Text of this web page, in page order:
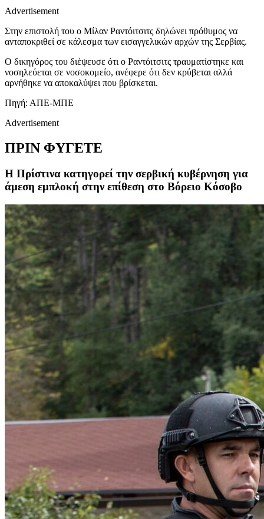
Advertisement
Στην επιστολή του ο Μίλαν Ραντόιτσιτς δηλώνει πρόθυμος να
ανταποκριθεί σε κάλεσμα των εισαγγελικών αρχών της Σερβίας.
Ο δικηγόρος του διέψευσε ότι ο Ραντόιτσιτς τραυματίστηκε και
νοσηλεύεται σε νοσοκομείο, ανέφερε ότι δεν κρύβεται αλλά
αρνήθηκε να αποκαλύψει που βρίσκεται.
Πηγή: ΑΠΕ-ΜΠΕ
Advertisement
ΠΡΙΝ ΦΥΓΕΤΕ
Η Πρίστινα κατηγορεί την σερβική κυβέρνηση για
άμεση εμπλοκή στην επίθεση στο Βόρειο Κόσοβο